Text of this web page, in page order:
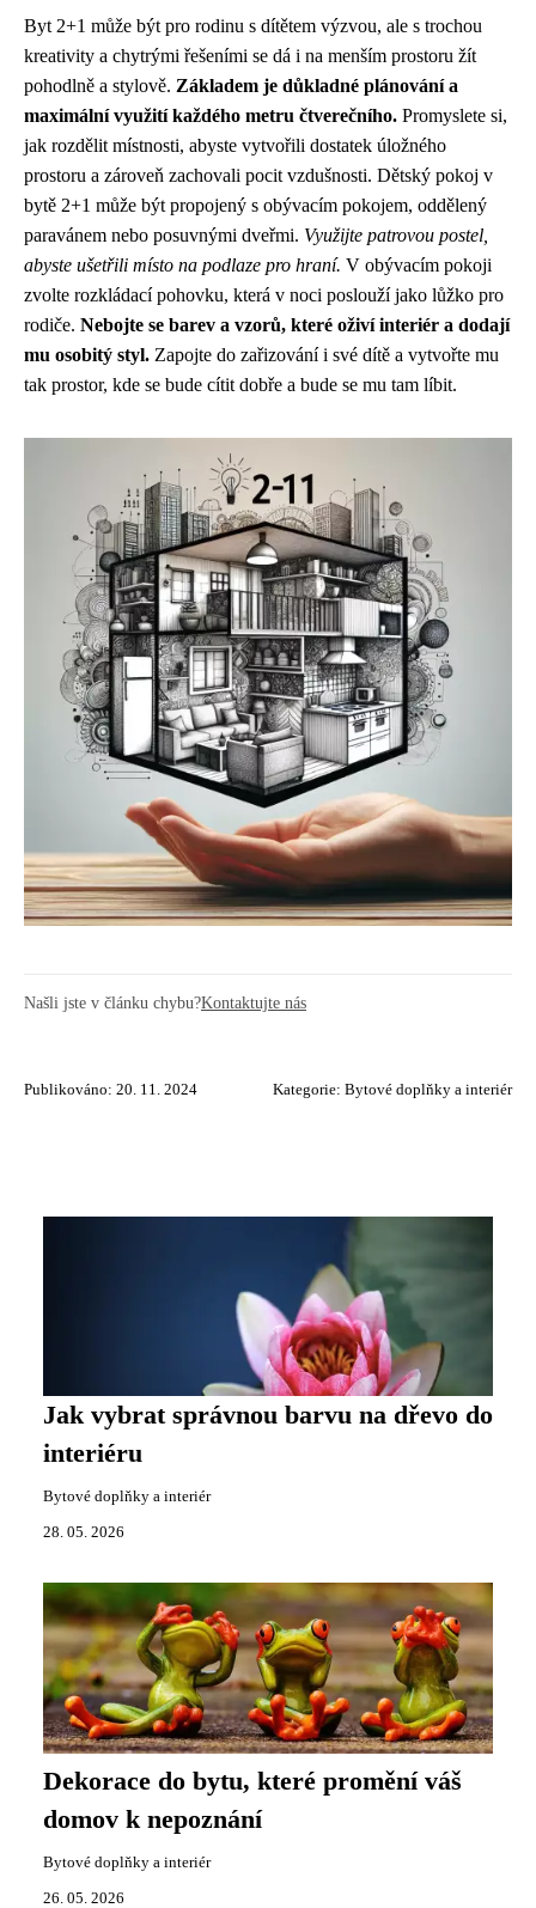
Byt 2+1 může být pro rodinu s dítětem výzvou, ale s trochou
kreativity a chytrými řešeními se dá i na menším prostoru žít
pohodlně a stylově. Základem je důkladné plánování a
maximální využití každého metru čtverečního. Promyslete si,
jak rozdělit místnosti, abyste vytvořili dostatek úložného
prostoru a zároveň zachovali pocit vzdušnosti. Dětský pokoj v
bytě 2+1 může být propojený s obývacím pokojem, oddělený
paravánem nebo posuvnými dveřmi. Využijte patrovou postel,
abyste ušetřili místo na podlaze pro hraní. V obývacím pokoji
zvolte rozkládací pohovku, která v noci poslouží jako lůžko pro
rodiče. Nebojte se barev a vzorů, které oživí interiér a dodají
mu osobitý styl. Zapojte do zařizování i své dítě a vytvořte mu
tak prostor, kde se bude cítit dobře a bude se mu tam líbit.
Našli jste v článku chybu?Kontaktujte nás
Publikováno: 20. 11. 2024 Kategorie: Bytové doplňky a interiér
Jak vybrat správnou barvu na dřevo do
interiéru
Bytové doplňky a interiér
28. 05. 2026
Dekorace do bytu, které promění váš
domov k nepoznání
Bytové doplňky a interiér
26. 05. 2026